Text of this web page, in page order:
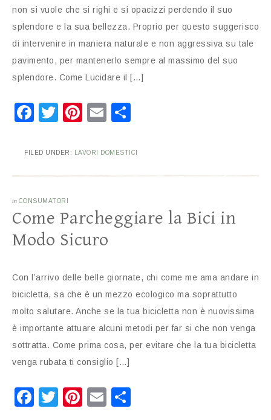
non si vuole che si righi e si opacizzi perdendo il suo
splendore e la sua bellezza. Proprio per questo suggerisco
di intervenire in maniera naturale e non aggressiva su tale
pavimento, per mantenerlo sempre al massimo del suo
splendore. Come Lucidare il […]
Facebook
Twitter
Pinterest
Email
FILED UNDER: LAVORI DOMESTICI
in CONSUMATORI
Come Parcheggiare la Bici in
Modo Sicuro
Con l’arrivo delle belle giornate, chi come me ama andare in
bicicletta, sa che è un mezzo ecologico ma soprattutto
molto salutare. Anche se la tua bicicletta non è nuovissima
è importante attuare alcuni metodi per far si che non venga
sottratta. Come prima cosa, per evitare che la tua bicicletta
venga rubata ti consiglio […]
Facebook
Twitter
Pinterest
Email